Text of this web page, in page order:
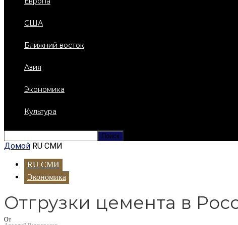
США
Ближний восток
Азия
Экономика
Культура
Домой RU СМИ
RU СМИ
Экономика
Отгрузки цемента в
От